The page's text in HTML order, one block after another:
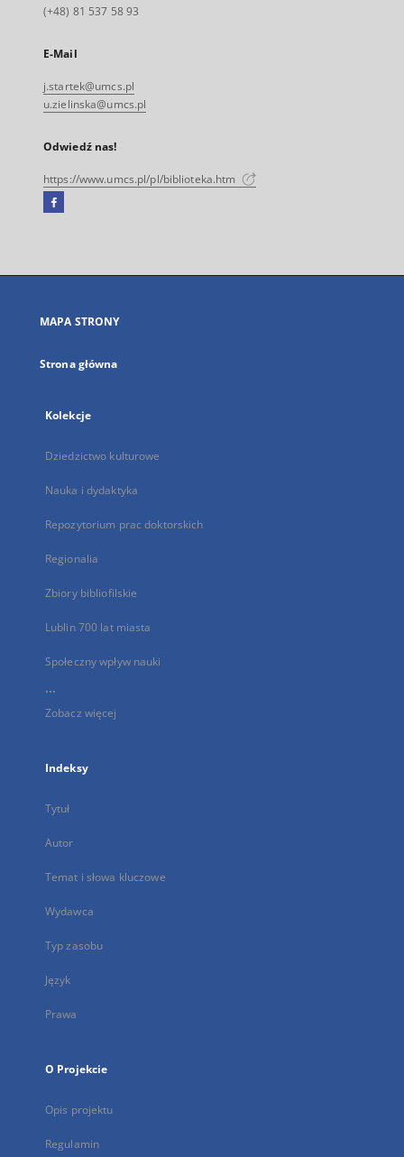
(+48) 81 537 58 93
E-Mail
j.startek@umcs.pl
u.zielinska@umcs.pl
Odwiedź nas!
https://www.umcs.pl/pl/biblioteka.htm
Facebook
się
karcie
MAPA STRONY
Strona główna
Kolekcje
Dziedzictwo kulturowe
Nauka i dydaktyka
Repozytorium prac doktorskich
Regionalia
Zbiory bibliofilskie
Lublin 700 lat miasta
Społeczny wpływ nauki
...
Zobacz więcej
Indeksy
Tytuł
Autor
Temat i słowa kluczowe
Wydawca
Typ zasobu
Język
Prawa
O Projekcie
Opis projektu
Regulamin